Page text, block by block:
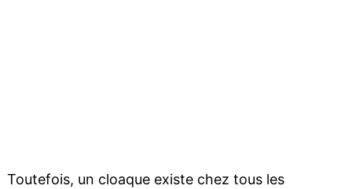
Toutefois, un cloaque existe chez tous les